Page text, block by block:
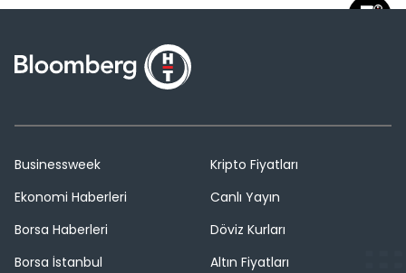
Businessweek
Ekonomi Haberleri
Borsa Haberleri
Borsa İstanbul
Kripto Fiyatları
Canlı Yayın
Döviz Kurları
Altın Fiyatları